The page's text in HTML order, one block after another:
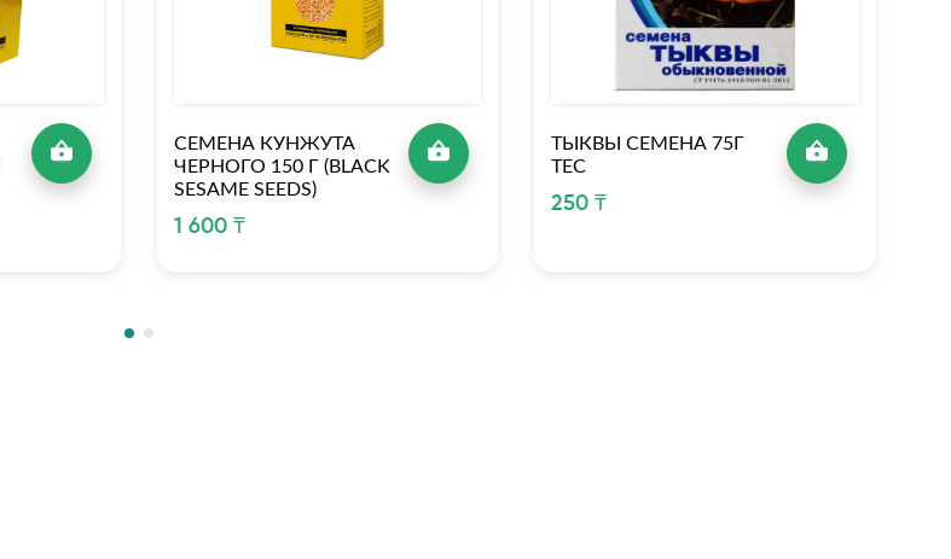
СЕМЕНА КУНЖУТА
ЧЕРНОГО 150 Г (BLACK
SESAME SEEDS)
1 600 ₸
ТЫКВЫ СЕМЕНА 75Г
ТЕС
250 ₸